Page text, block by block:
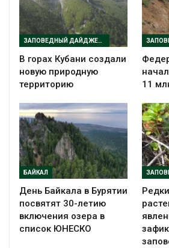
ЗАПОВЕДНЫЙ ДАЙДЖЕСТ
В горах Кубани создали
новую природную
территорию
11
БАЙКАЛ
День Байкала в Бурятии
посвятят 30-летию
включения озера в
список ЮНЕСКО